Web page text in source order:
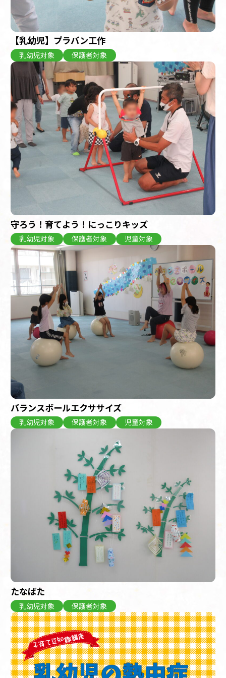
【乳幼児】プラバン工作
乳幼児対象 保護者対象
守ろう！育てよう！にっこりキッズ
乳幼児対象 保護者対象 児童対象
バランスボールエクササイズ
乳幼児対象 保護者対象 児童対象
たなばた
乳幼児対象 保護者対象